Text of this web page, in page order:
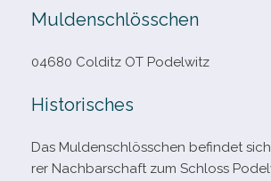
Muldenschlösschen
04680 Colditz OT Podelwitz
Historisches
Das Muldenschlösschen befin­det
rer Nachbarschaft zum Schloss